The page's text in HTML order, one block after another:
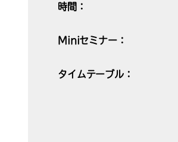
時間：
Miniセミナー：
タイムテーブル：